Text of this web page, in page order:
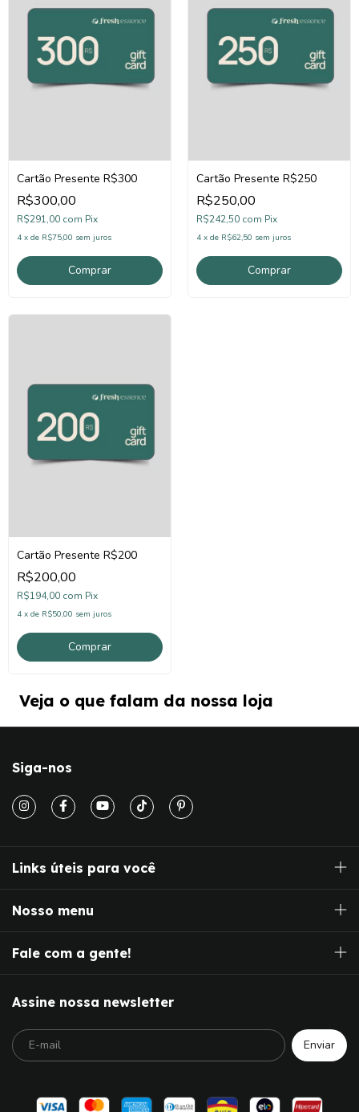
Cartão Presente R$300
R$300,00
R$291,00 com Pix
4 x de R$75,00 sem juros
Cartão Presente R$250
R$250,00
R$242,50 com Pix
4 x de R$62,50 sem juros
Cartão Presente R$200
R$200,00
R$194,00 com Pix
4 x de R$50,00 sem juros
Veja o que falam da nossa loja
Siga-nos
Links úteis para você
Nosso menu
Fale com a gente!
Assine nossa newsletter